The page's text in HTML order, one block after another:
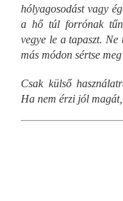
hólyagosodást vagy
a hő túl forrónak
vegye le a tapaszt.
más módon sértse
Csak külső
Ha nem érzi jól